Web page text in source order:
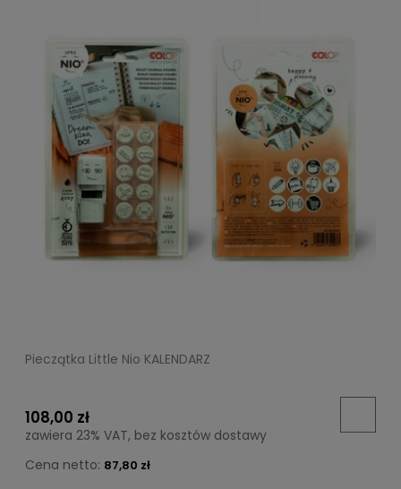
Pieczątka Little Nio KALENDARZ
108,00 zł
zawiera 23% VAT, bez kosztów dostawy
Cena netto: 87,80 zł